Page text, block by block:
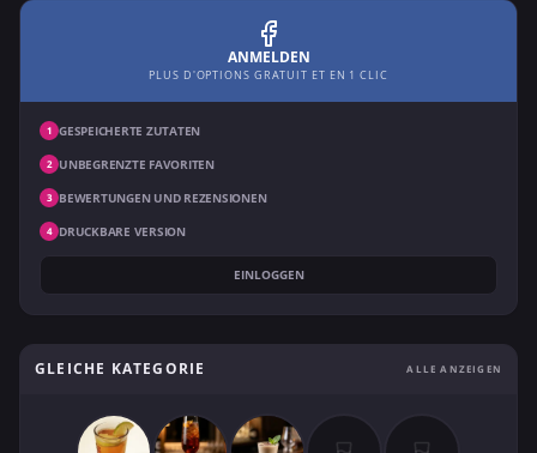
ANMELDEN
PLUS D'OPTIONS GRATUIT ET EN 1 CLIC
1 GESPEICHERTE ZUTATEN
2 UNBEGRENZTE FAVORITEN
3 BEWERTUNGEN UND REZENSIONEN
4 DRUCKBARE VERSION
EINLOGGEN
GLEICHE KATEGORIE ALLE ANZEIGEN